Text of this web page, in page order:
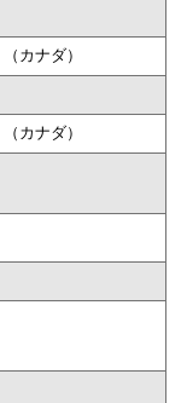
カナダ）
カナダ）